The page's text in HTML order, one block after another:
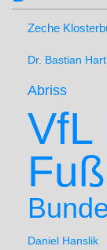
Zeche
Dr. Bastian
Abriss
VfL
Daniel Hanslik